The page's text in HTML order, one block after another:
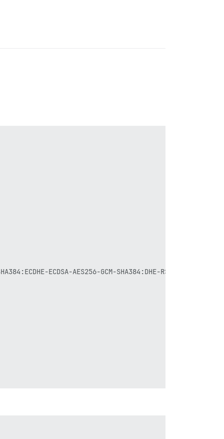
ECDSA-AES256-GCM-SHA384:DHE-RSA-AES128-